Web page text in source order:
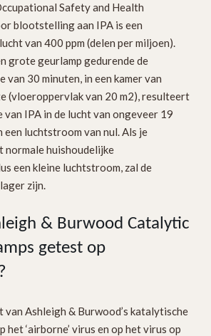
Safety and Health
blootstelling aan IPA is een
van 400 ppm (delen per miljoen).
grote geurlamp gedurende de
van 30 minuten, in een kamer van
(vloeroppervlak van 20 m2), resulteert
van IPA in de lucht van ongeveer 19
een luchtstroom van nul. Als je
normale huishoudelijke
een kleine luchtstroom, zal de
zijn.
& Burwood Catalytic
getest op
van Ashleigh & Burwood’s katalytische
het ‘airborne’ virus en op het virus op